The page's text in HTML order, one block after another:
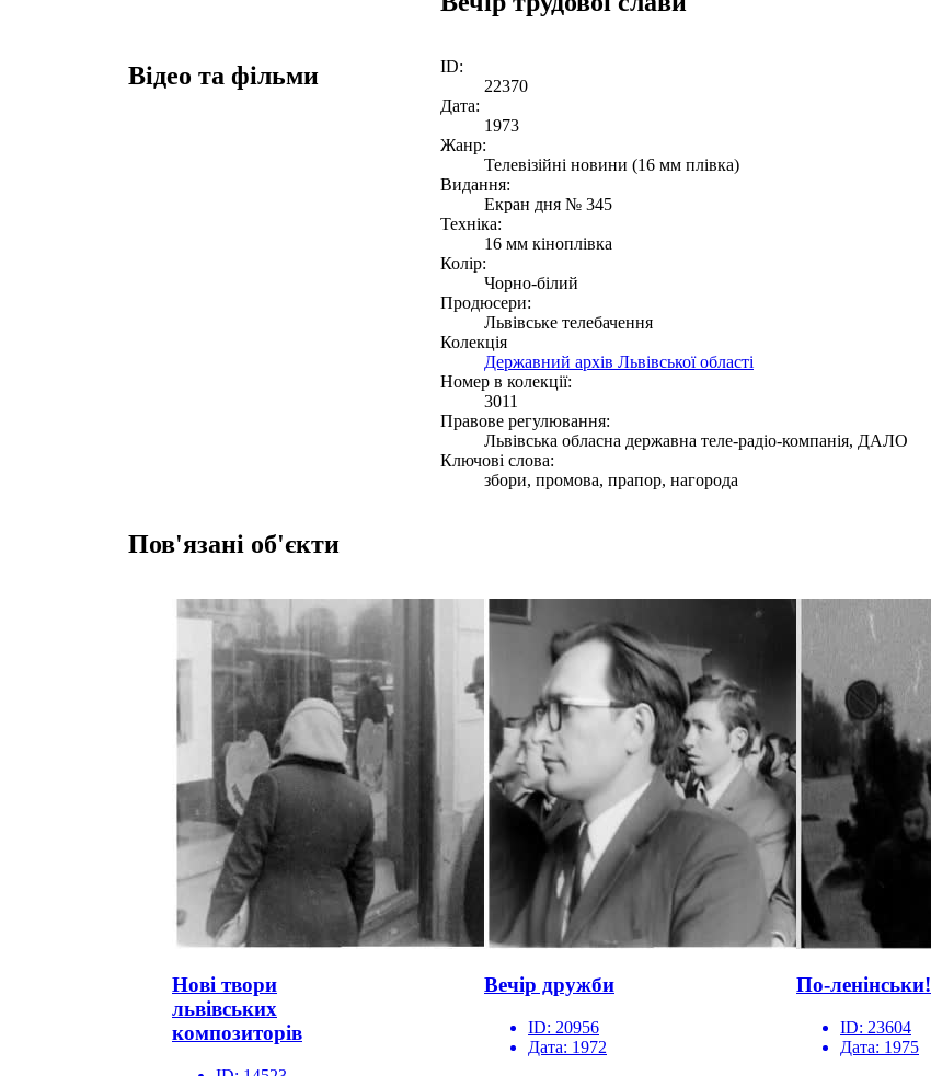
Відео та фільми
ID:
22370
Дата:
1973
Жанр:
Телевізійні новини (16 мм плівка)
Видання:
Екран дня № 345
Техніка:
16 мм кіноплівка
Колір:
Чорно-білий
Продюсери:
Львівське телебачення
Колекція
Державний архів Львівської області
Номер в колекції:
3011
Правове регулювання:
Львівська обласна державна теле-радіо-компанія, ДАЛО
Ключові слова:
збори, промова, прапор, нагорода
Пов'язані об'єкти
Нові твори
львівських
композиторів
Вечір дружби
ID: 20956
Дата: 1972
По-ленінськи!
ID: 23604
Дата: 1975